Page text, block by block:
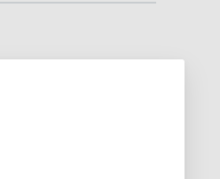
in den
eine